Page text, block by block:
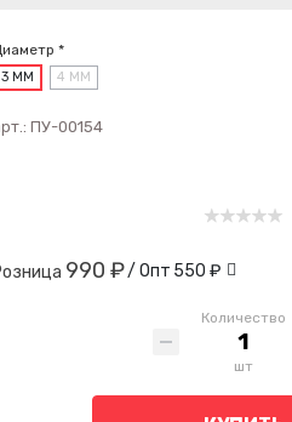
*
3 ММ 4 ММ
ПУ-00154
990 ₽/ Опт 550 ₽
Количество
шт